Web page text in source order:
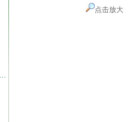
点击放大